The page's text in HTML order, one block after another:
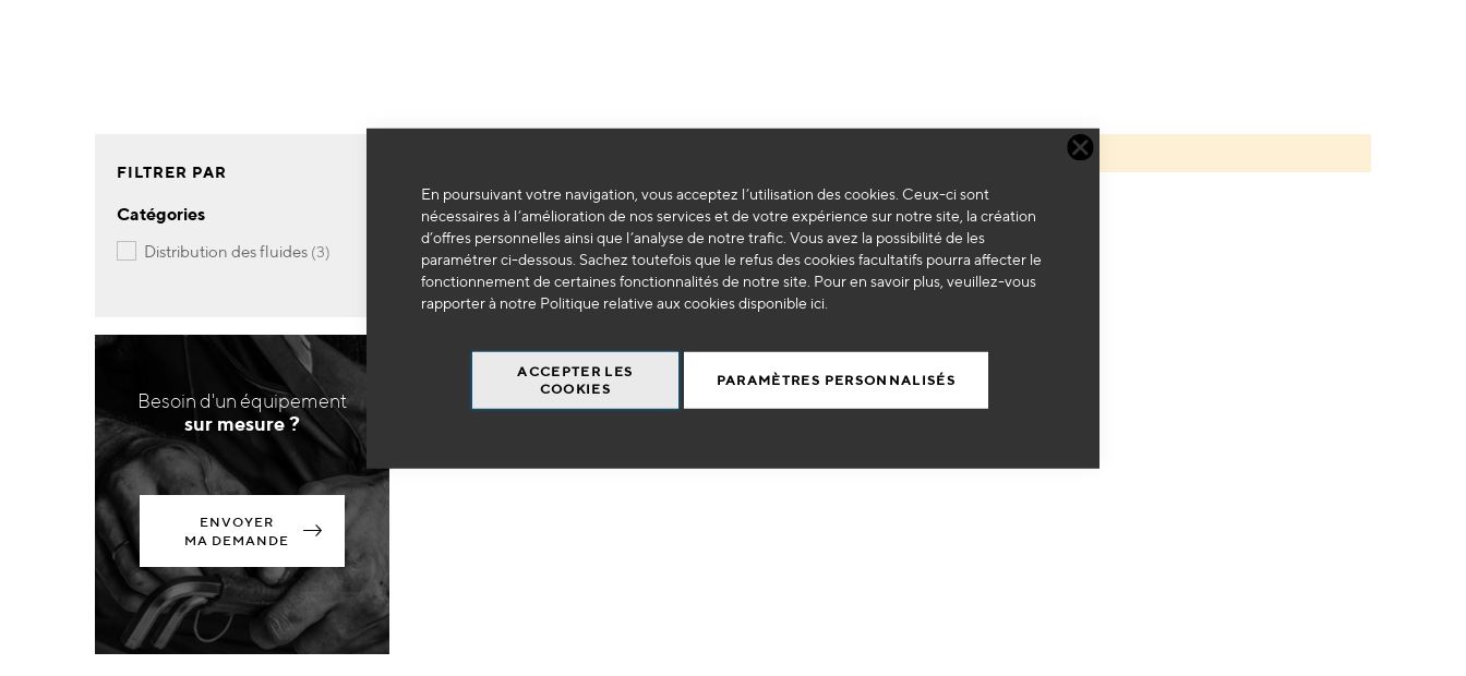
En poursuivant votre navigation, vous acceptez l’utilisation des cookies. Ceux-ci sont
nécessaires à l’amélioration de nos services et de votre expérience sur notre site, la création
d’offres personnelles ainsi que l’analyse de notre trafic. Vous avez la possibilité de les
paramétrer ci-dessous. Sachez toutefois que le refus des cookies facultatifs pourra affecter le
fonctionnement de certaines fonctionnalités de notre site. Pour en savoir plus, veuillez-vous
rapporter à notre Politique relative aux cookies disponible ici
ACCEPTER LES
COOKIES
PARAMÈTRES PERSONNALISÉS
FILTRER PAR
Catégories
distribution des fluides 3articles
Besoin d'un équipement
sur mesure ?
ENVOYER
MA DEMANDE